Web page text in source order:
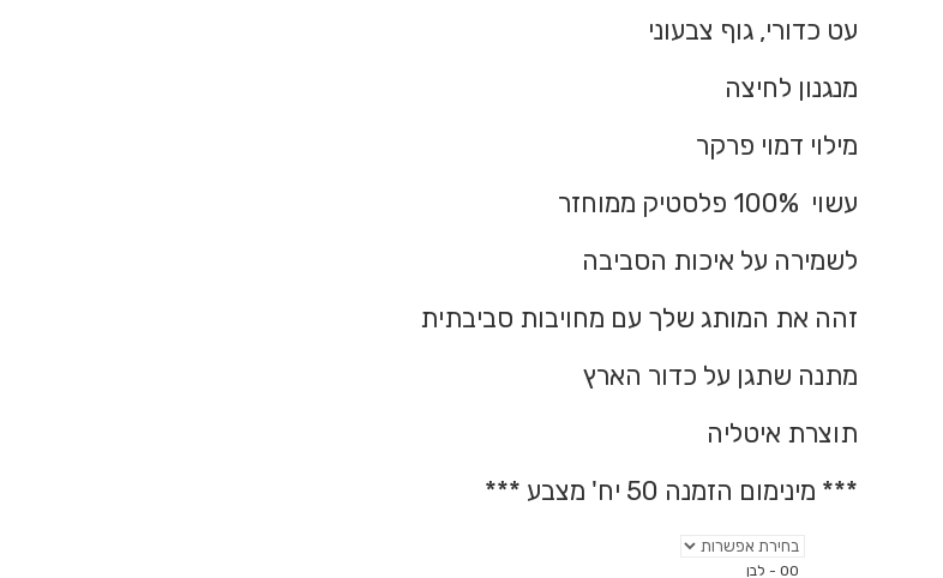
עט כדורי, גוף צבעוני
מנגנון לחיצה
מילוי דמוי פרקר
עשוי 100% פלסטיק ממוחזר
לשמירה על איכות הסביבה
זהה את המותג שלך עם מחויבות סביבתית
מתנה שתגן על כדור הארץ
תוצרת איטליה
*** מינימום הזמנה 50 יח' מצבע ***
00 - לבן